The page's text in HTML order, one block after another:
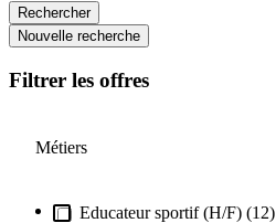
Rechercher
Nouvelle recherche
Filtrer les offres
Métiers
Educateur sportif (H/F) (12)